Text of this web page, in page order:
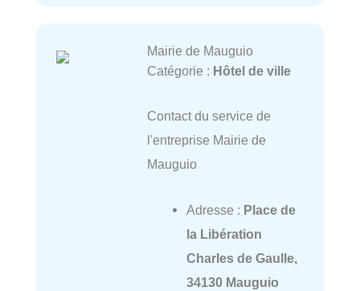
Mairie de Mauguio
Catégorie : Hôtel de ville
Contact du service de
l'entreprise Mairie de
Mauguio
Adresse : Place de
la Libération
Charles de Gaulle,
34130 Mauguio